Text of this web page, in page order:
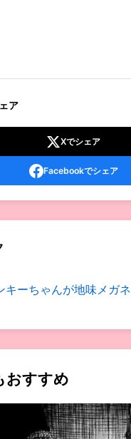
ア
Xでシェア
Facebookでシェア
キーちゃんが地味メガ
おすすめ